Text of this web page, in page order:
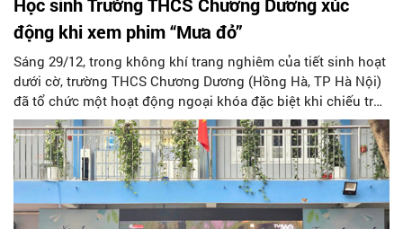
động khi xem phim “Mưa đỏ”
Sáng 29/12, trong không khí trang nghiêm của tiết sinh hoạt
dưới cờ, trường THCS Chương Dương (Hồng Hà, TP Hà Nội)
đã tổ chức một hoạt động ngoại khóa đặc biệt khi chiếu trọn
vẹn bộ phim lịch sử "Mưa đỏ" cho toàn thể cán bộ, giáo viên
và học sinh.